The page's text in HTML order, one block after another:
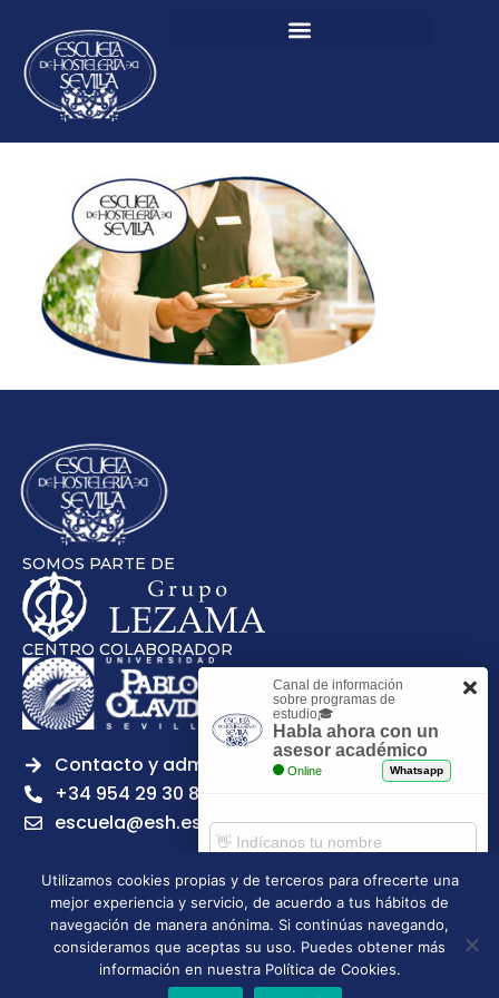
SOMOS PARTE DE
CENTRO COLABORADOR
Contacto y admisiones
+34 954 29 30 81
escuela@esh.es
Legal notice Privacy Policy
Cookies Policy
Escuela Superior de Hostelería de Sevilla | 2026 | Todos los
derechos reservados
Utilizamos cookies propias y de terceros para ofrecerte una
mejor experiencia y servicio, de acuerdo a tus hábitos de
navegación de manera anónima. Si continúas navegando,
consideramos que aceptas su uso. Puedes obtener más
información en nuestra Política de Cookies.
Canal de información
sobre programas de
estudio🎓
Habla ahora con un
asesor académico
Online Whatsapp
Comenzar chat